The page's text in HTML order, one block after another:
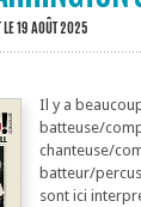
LE 19 AOÛT 2025
Il y a
batteuse/
chanteuse/
batteur/
sont ici